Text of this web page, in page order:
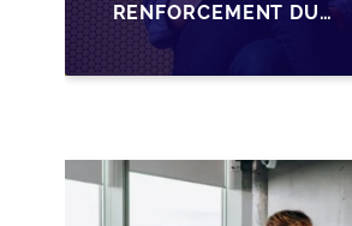
RENFORCEMENT DU
PACTE DUTREIL SUR
LA TRANSMISSION DES